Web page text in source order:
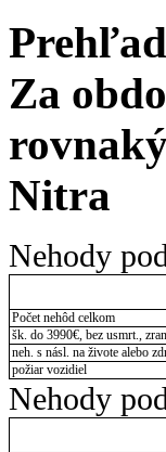
Za
Nitra
Nehody
Počet nehôd celkom
šk. do 3990€, bez usmrt.,
neh. s násl. na živote alebo
požiar vozidiel
Nehody